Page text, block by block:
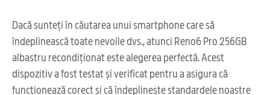
Dacă sunteți în căutarea unui smartphone care să
îndeplinească toate nevoile dvs., atunci Reno6 Pro 256GB
albastru recondiționat este alegerea perfectă. Acest
dispozitiv a fost testat și verificat pentru a asigura că
funcționează corect și că îndeplinește standardele noastre